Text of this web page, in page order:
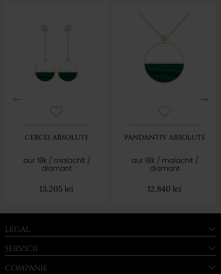
CERCEI ABSOLUTE
aur 18k / malachit /
diamant
13.205 lei
PANDANTIV ABSOLUTE
aur 18k / malachit /
diamant
12.840 lei
LEGAL
SERVICII
COMPANIE